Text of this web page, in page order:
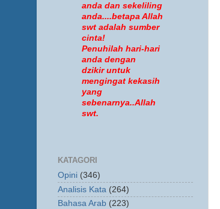
anda dan sekeliling
anda....betapa Allah
swt adalah sumber
cinta!
Penuhilah hari-hari
anda dengan
dzikir untuk
mengingat kekasih
yang
sebenarnya..Allah
swt.
KATAGORI
Opini (346)
Analisis Kata (264)
Bahasa Arab (223)